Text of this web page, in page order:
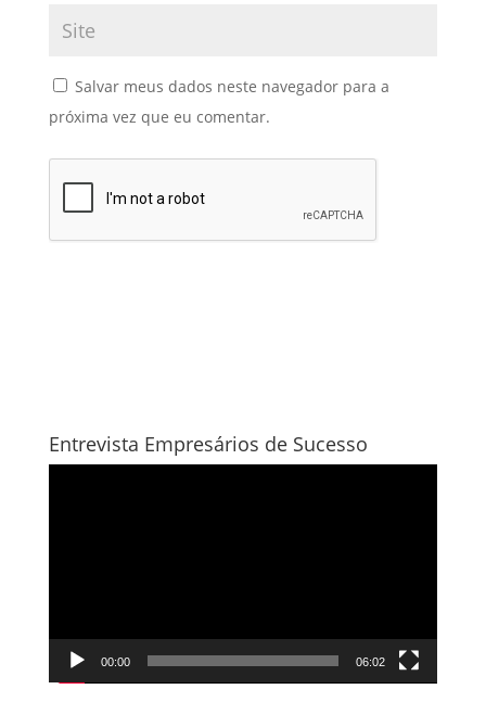
Salvar meus dados neste navegador para a
próxima vez que eu comentar.
Entrevista Empresários de Sucesso
00:00 06:02